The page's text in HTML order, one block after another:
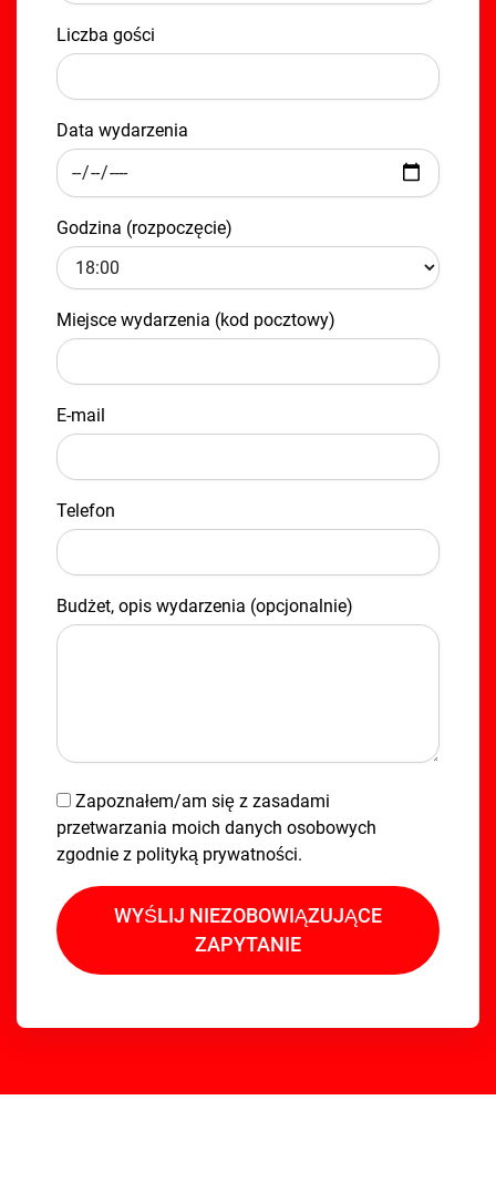
Liczba gości
Data wydarzenia
Godzina (rozpoczęcie)
Miejsce wydarzenia (kod pocztowy)
E-mail
Telefon
Budżet, opis wydarzenia (opcjonalnie)
Zapoznałem/am się z zasadami
przetwarzania moich danych osobowych
zgodnie z polityką prywatności.